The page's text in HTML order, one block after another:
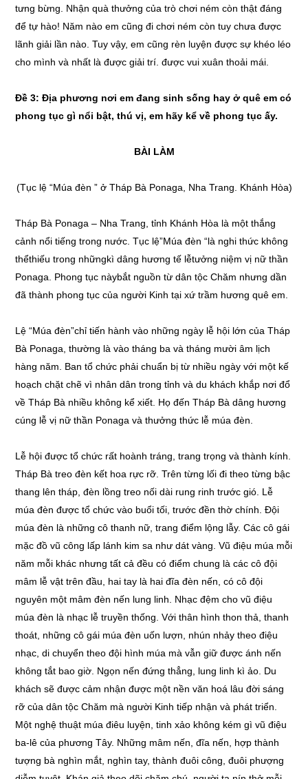
tưng bừng. Nhận quà thưởng của trò chơi ném còn thật đáng
để tự hào! Năm nào em cũng đi chơi ném còn tuy chưa được
lãnh giải lần nào. Tuy vậy, em cũng rèn luyện được sự khéo léo
cho mình và nhất là được giải trí. được vui xuân thoải mái.
Đề 3: Địa phương nơi em đang sinh sống hayởquê em có
phong tục gì nổi bật, thú vị,em hãy kể về phong tục ấy.
BÀI LÀM
(Tục lệ “Múa đèn ” ở Tháp Bà Ponaga, Nha Trang. Khánh Hòa)
Tháp Bà Ponaga – Nha Trang, tỉnh Khánh Hòa là một thắng
cảnh nổi tiếng trong nước. Tục lệ”Múa đèn “là nghi thức không
thểthiếu trong nhữngkì dâng hương tế lễtưởng niệm vị nữ thần
Ponaga. Phong tục nàybắt nguồn từ dân tộc Chăm nhưng dần
đã thành phong tục của người Kinh tại xứ trầm hương quê em.
Lệ “Múa đèn”chỉ tiến hành vào những ngày lễ hội lớn của Tháp
Bà Ponaga, thường là vào tháng ba và tháng mười âm lịch
hàng năm. Ban tổ chức phải chuẩn bị từ nhiều ngày với một kế
hoạch chặt chẽ vì nhân dân trong tỉnh và du khách khắp nơi đổ
về Tháp Bà nhiều không kể xiết. Họ đến Tháp Bà dâng hương
cúng lễ vị nữ thần Ponaga và thưởng thức lễ múa đèn.
Lễ hội được tổ chức rất hoành tráng, trang trọng và thành kính.
Tháp Bà treo đèn kết hoa rực rỡ. Trên từng lối đi theo từng bậc
thang lên tháp, đèn lồng treo nối dài rung rinh trước gió. Lễ
múa đèn được tổ chức vào buổi tối, trước đền thờ chính. Đội
múa đèn là những cô thanh nữ, trang điểm lộng lẫy. Các cô gái
mặc đồ vũ công lấp lánh kim sa như dát vàng. Vũ điệu múa mỗi
năm mỗi khác nhưng tất cả đều có điểm chung là các cô đội
mâm lễ vật trên đầu, hai tay là hai đĩa đèn nến, có cô đội
nguyên một mâm đèn nến lung linh. Nhạc đệm cho vũ điệu
múa đèn là nhạc lễ truyền thống. Với thân hình thon thả, thanh
thoát, những cô gái múa đèn uốn lượn, nhún nhảy theo điệu
nhạc, di chuyển theo đội hình múa mà vẫn giữ được ánh nến
không tắt bao giờ. Ngọn nến đứng thẳng, lung linh kì ảo. Du
khách sẽ được cảm nhận được một nền văn hoá lâu đời sáng
rỡ của dân tộc Chăm mà người Kinh tiếp nhận và phát triển.
Một nghệ thuật múa điêu luyện, tinh xảo không kém gì vũ điệu
ba-lê của phương Tây. Những mâm nến, đĩa nến, hợp thành
tượng bà nghìn mắt, nghìn tay, thành đuôi công, đuôi phượng